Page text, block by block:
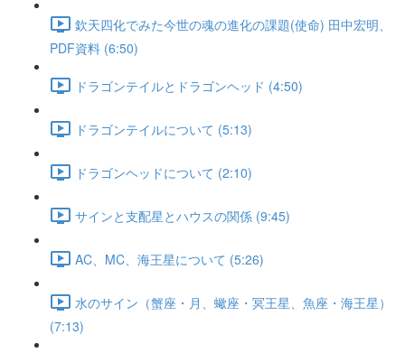
欽天四化でみた今世の魂の進化の課題(使命) 田中宏明、
PDF資料 (6:50)
ドラゴンテイルとドラゴンヘッド (4:50)
ドラゴンテイルについて (5:13)
ドラゴンヘッドについて (2:10)
サインと支配星とハウスの関係 (9:45)
AC、MC、海王星について (5:26)
水のサイン（蟹座・月、蠍座・冥王星、魚座・海王星）
(7:13)